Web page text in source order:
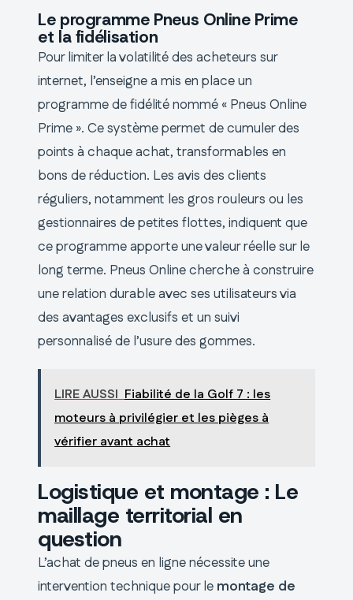
Le programme Pneus Online Prime
et la fidélisation
Pour limiter la volatilité des acheteurs sur
internet, l’enseigne a mis en place un
programme de fidélité nommé « Pneus Online
Prime ». Ce système permet de cumuler des
points à chaque achat, transformables en
bons de réduction. Les avis des clients
réguliers, notamment les gros rouleurs ou les
gestionnaires de petites flottes, indiquent que
ce programme apporte une valeur réelle sur le
long terme. Pneus Online cherche à construire
une relation durable avec ses utilisateurs via
des avantages exclusifs et un suivi
personnalisé de l’usure des gommes.
LIRE AUSSI Fiabilité de la Golf 7 : les
moteurs à privilégier et les pièges à
vérifier avant achat
Logistique et montage : Le
maillage territorial en
question
L’achat de pneus en ligne nécessite une
intervention technique pour le montage de